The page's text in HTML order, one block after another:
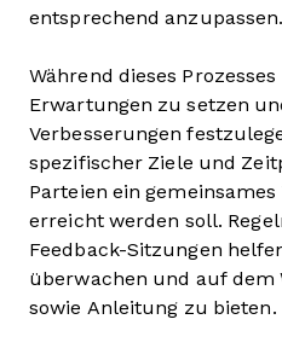
entsprechend anzupassen.
Während dieses
Erwartungen zu setzen
Verbesserungen
spezifischer Ziele und
Parteien ein
erreicht werden soll.
Feedback-Sitzungen
überwachen und auf dem
sowie Anleitung zu bieten.